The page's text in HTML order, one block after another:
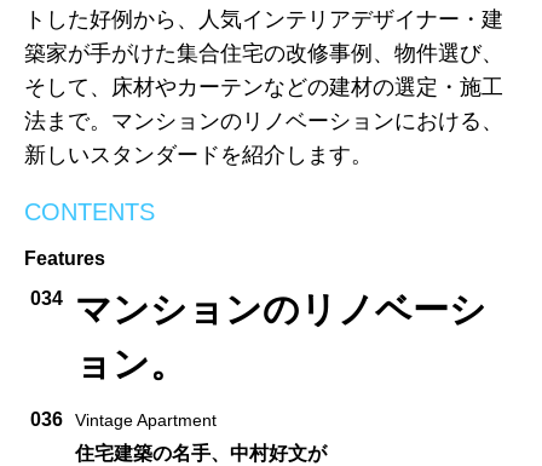
トした好例から、人気インテリアデザイナー・建
築家が手がけた集合住宅の改修事例、物件選び、
そして、床材やカーテンなどの建材の選定・施工
法まで。マンションのリノベーションにおける、
新しいスタンダードを紹介します。
CONTENTS
Features
034
マンションのリノベーシ
ョン。
036 Vintage Apartment
住宅建築の名手、中村好文が